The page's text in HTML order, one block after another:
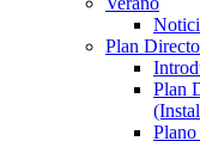
Plan
Plan